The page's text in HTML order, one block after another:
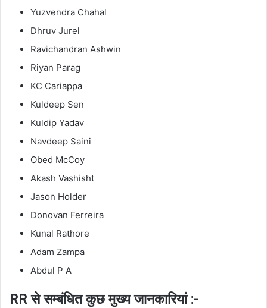
Yuzvendra Chahal
Dhruv Jurel
Ravichandran Ashwin
Riyan Parag
KC Cariappa
Kuldeep Sen
Kuldip Yadav
Navdeep Saini
Obed McCoy
Akash Vashisht
Jason Holder
Donovan Ferreira
Kunal Rathore
Adam Zampa
Abdul P A
RR से सम्बंधित कुछ मुख्य जानकारियां :-